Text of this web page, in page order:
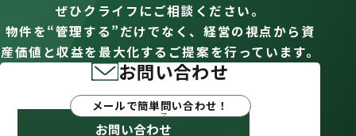
ぜひクライフにご相談ください。
物件を“管理する”だけでなく、経営の視点から資
産価値と収益を最大化するご提案を行っています。
お問い合わせ
メールで簡単問い合わせ！
お問い合わせ